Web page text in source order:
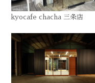
kyocafe chacha 三条店